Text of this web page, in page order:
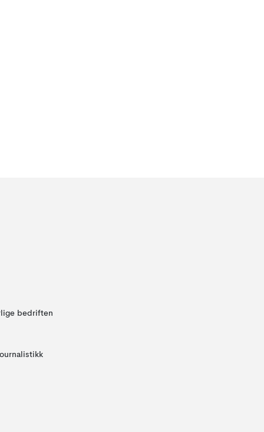
bedriften